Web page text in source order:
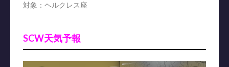
対象：ヘルクレス座
SCW天気予報